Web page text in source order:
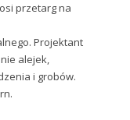
przetarg na
Projektant
alejek,
i grobów.